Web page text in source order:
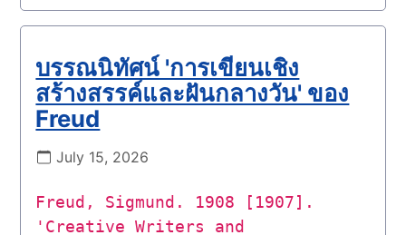
บรรณนิทัศน์ 'การเขียนเชิง
สร้างสรรค์และฝันกลางวัน' ของ
Freud
July 15, 2026
Freud, Sigmund. 1908 [1907].
'Creative Writers and